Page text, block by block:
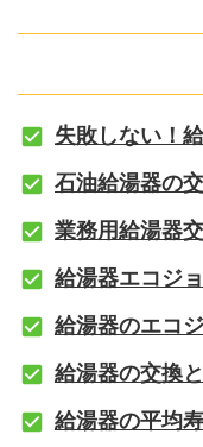
失敗しない！
石油給湯器の
業務用給湯器
給湯器エコジ
給湯器のエコ
給湯器の交換
給湯器の平均